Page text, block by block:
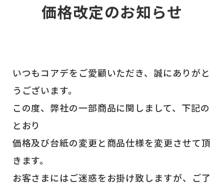
価格改定のお知らせ
いつもコアデをご愛顧いただき、誠にありがと
うございます。
この度、弊社の一部商品に関しまして、下記の
とおり
価格及び台紙の変更と商品仕様を変更させて頂
きます。
お客さまにはご迷惑をお掛け致しますが、ご了